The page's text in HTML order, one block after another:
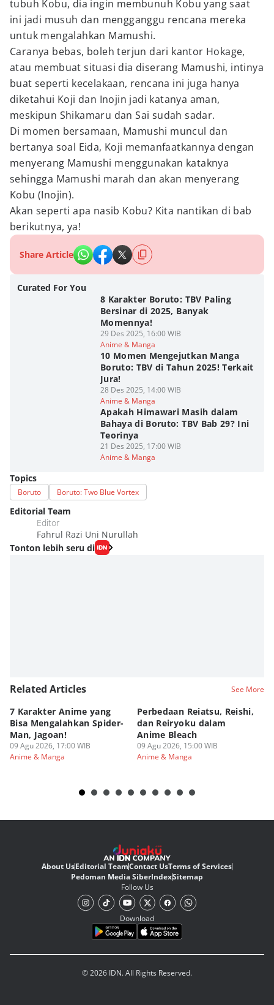
tubuh Kobu, dia ingin membunuh Kobu yang saat
ini jadi musuh dan mengganggu rencana mereka
untuk mengalahkan Mamushi.
Caranya bebas, boleh terjun dari kantor Hokage,
atau membuat situasi dia diserang Mamushi, intinya
buat seperti kecelakaan, rencana ini juga hanya
diketahui Koji dan Inojin jadi katanya aman,
meskipun Shikamaru dan Sai sudah sadar.
Di momen bersamaan, Mamushi muncul dan
bertanya soal Eida, Koji memanfaatkannya dengan
menyerang Mamushi menggunakan kataknya
sehingga Mamushi marah dan akan menyerang
Kobu (Inojin).
Akan seperti apa nasib Kobu? Kita nantikan di bab
berikutnya, ya!
Share Article
Curated For You
8 Karakter Boruto: TBV Paling
Bersinar di 2025, Banyak
Momennya!
29 Des 2025, 16:00 WIB
Anime & Manga
10 Momen Mengejutkan Manga
Boruto: TBV di Tahun 2025! Terkait
Jura!
28 Des 2025, 14:00 WIB
Anime & Manga
Apakah Himawari Masih dalam
Bahaya di Boruto: TBV Bab 29? Ini
Teorinya
21 Des 2025, 17:00 WIB
Anime & Manga
Topics
Boruto Boruto: Two Blue Vortex
Editorial Team
Editor
Fahrul Razi Uni Nurullah
Tonton lebih seru di
Related Articles See More
7 Karakter Anime yang
Bisa Mengalahkan Spider-
Man, Jagoan!
09 Agu 2026, 17:00 WIB
Anime & Manga
Perbedaan Reiatsu, Reishi,
dan Reiryoku dalam
Anime Bleach
09 Agu 2026, 15:00 WIB
Anime & Manga
About UsEditorial TeamContact UsTerms of Services
Pedoman Media SiberIndexSitemap
Follow Us
Download
© 2026 IDN. All Rights Reserved.